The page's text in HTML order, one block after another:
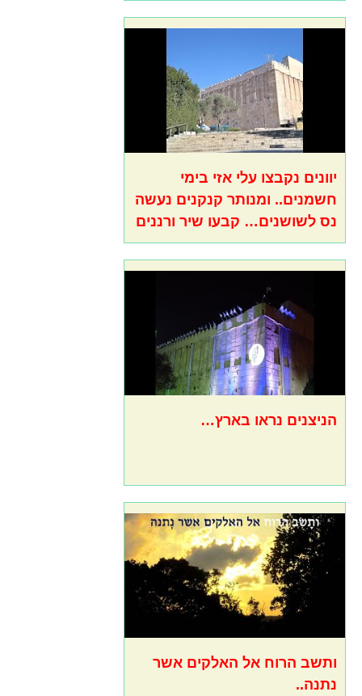
יוונים נקבצו עלי אזי בימי
חשמנים.. ומנותר קנקנים נעשה
נס לשושנים… קבעו שיר ורננים
הניצנים נראו בארץ…
ותשב הרוח אל האלקים אשר
נתנה..